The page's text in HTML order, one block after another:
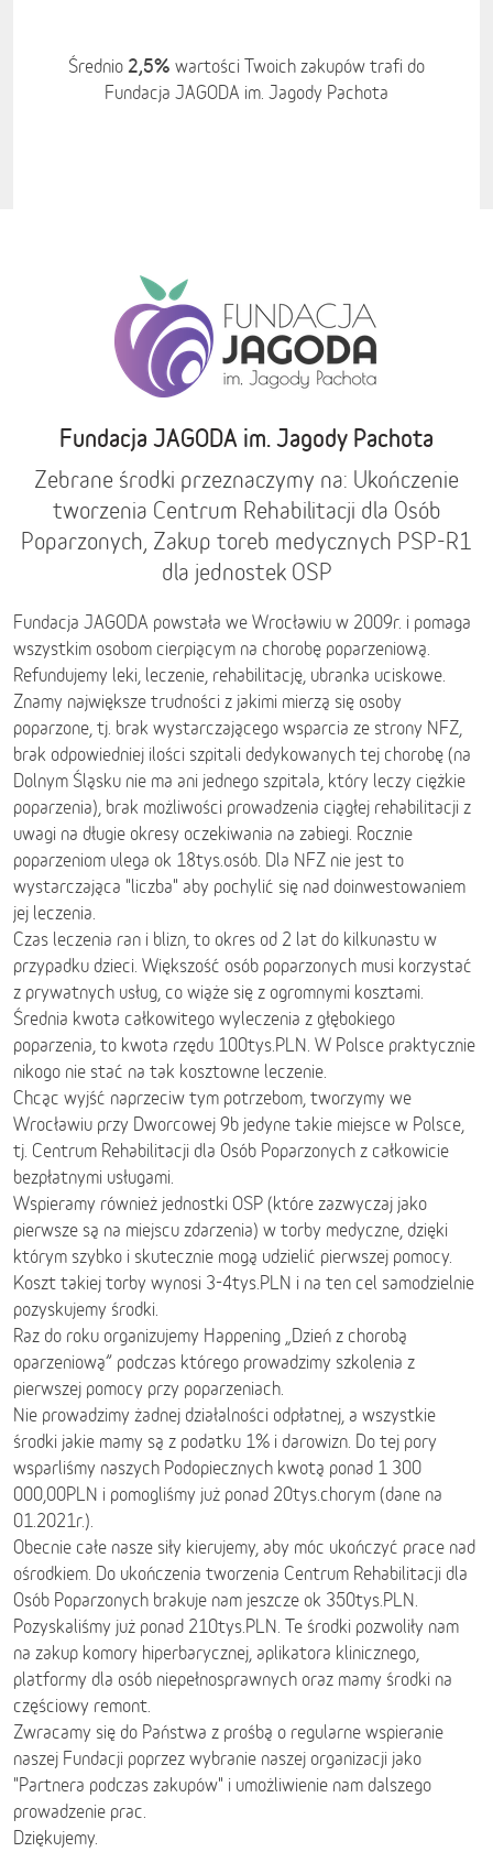
Średnio 2,5% wartości Twoich zakupów trafi do
Fundacja JAGODA im. Jagody Pachota
Fundacja JAGODA im. Jagody Pachota
Zebrane środki przeznaczymy na: Ukończenie
tworzenia Centrum Rehabilitacji dla Osób
Poparzonych, Zakup toreb medycznych PSP-R1
dla jednostek OSP
Fundacja JAGODA powstała we Wrocławiu w 2009r. i pomaga
wszystkim osobom cierpiącym na chorobę poparzeniową.
Refundujemy leki, leczenie, rehabilitację, ubranka uciskowe.
Znamy największe trudności z jakimi mierzą się osoby
poparzone, tj. brak wystarczającego wsparcia ze strony NFZ,
brak odpowiedniej ilości szpitali dedykowanych tej chorobę (na
Dolnym Śląsku nie ma ani jednego szpitala, który leczy ciężkie
poparzenia), brak możliwości prowadzenia ciągłej rehabilitacji z
uwagi na długie okresy oczekiwania na zabiegi. Rocznie
poparzeniom ulega ok 18tys.osób. Dla NFZ nie jest to
wystarczająca "liczba" aby pochylić się nad doinwestowaniem
jej leczenia.
Czas leczenia ran i blizn, to okres od 2 lat do kilkunastu w
przypadku dzieci. Większość osób poparzonych musi korzystać
z prywatnych usług, co wiąże się z ogromnymi kosztami.
Średnia kwota całkowitego wyleczenia z głębokiego
poparzenia, to kwota rzędu 100tys.PLN. W Polsce praktycznie
nikogo nie stać na tak kosztowne leczenie.
Chcąc wyjść naprzeciw tym potrzebom, tworzymy we
Wrocławiu przy Dworcowej 9b jedyne takie miejsce w Polsce,
tj. Centrum Rehabilitacji dla Osób Poparzonych z całkowicie
bezpłatnymi usługami.
Wspieramy również jednostki OSP (które zazwyczaj jako
pierwsze są na miejscu zdarzenia) w torby medyczne, dzięki
którym szybko i skutecznie mogą udzielić pierwszej pomocy.
Koszt takiej torby wynosi 3-4tys.PLN i na ten cel samodzielnie
pozyskujemy środki.
Raz do roku organizujemy Happening „Dzień z chorobą
oparzeniową” podczas którego prowadzimy szkolenia z
pierwszej pomocy przy poparzeniach.
Nie prowadzimy żadnej działalności odpłatnej, a wszystkie
środki jakie mamy są z podatku 1% i darowizn. Do tej pory
wsparliśmy naszych Podopiecznych kwotą ponad 1 300
000,00PLN i pomogliśmy już ponad 20tys.chorym (dane na
01.2021r.).
Obecnie całe nasze siły kierujemy, aby móc ukończyć prace nad
ośrodkiem. Do ukończenia tworzenia Centrum Rehabilitacji dla
Osób Poparzonych brakuje nam jeszcze ok 350tys.PLN.
Pozyskaliśmy już ponad 210tys.PLN. Te środki pozwoliły nam
na zakup komory hiperbarycznej, aplikatora klinicznego,
platformy dla osób niepełnosprawnych oraz mamy środki na
częściowy remont.
Zwracamy się do Państwa z prośbą o regularne wspieranie
naszej Fundacji poprzez wybranie naszej organizacji jako
"Partnera podczas zakupów" i umożliwienie nam dalszego
prowadzenie prac.
Dziękujemy.